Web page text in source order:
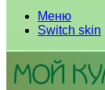
Меню
Switch skin